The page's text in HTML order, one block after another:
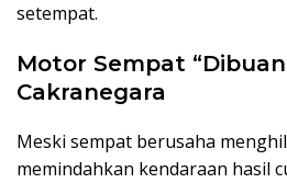
setempat.
Motor Sempat
Cakranegara
Meski sempat berusaha
memindahkan kendaraan hasil